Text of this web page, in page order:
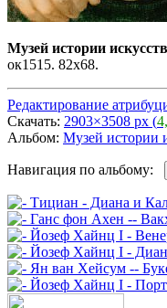
Музей истории искусств
ок1515. 82х68.
Редактирование
Скачать: 2903×3508 px (
Альбом: Музей истории
Навигация по альбому: